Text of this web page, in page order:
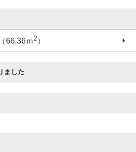
66.36ｍ2）
ました